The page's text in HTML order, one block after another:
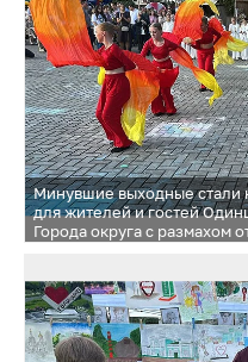
Минувшие выходные стали
для жителей и гостей
Города округа с размахом